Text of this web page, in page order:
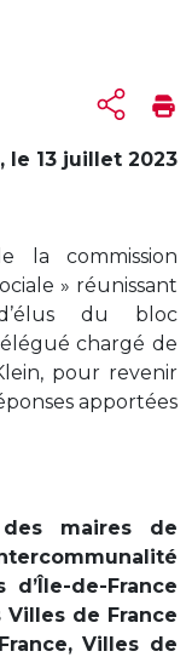
le 13 juillet 2023
la commission
» réunissant
d’élus du bloc
chargé de
pour revenir
apportées
des maires de
d’Île-de-France
Villes de France
Villes de